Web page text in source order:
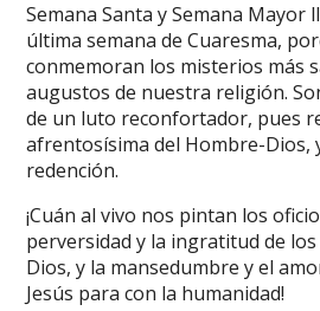
Semana Santa y Semana Mayor
última semana de Cuaresma,
conmemoran los misterios más
augustos de nuestra religión.
de un luto reconfortador, pues
afrentosísima del Hombre-Dios,
redención.
¡Cuán al vivo nos pintan los
perversidad y la ingratitud de
Dios, y la mansedumbre y el
Jesús para con la humanidad!